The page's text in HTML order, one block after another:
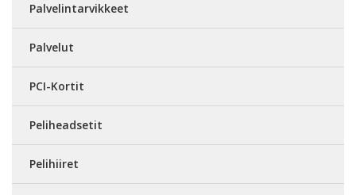
Palvelintarvikkeet
Palvelut
PCI-Kortit
Peliheadsetit
Pelihiiret